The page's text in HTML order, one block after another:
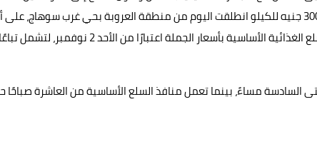
بسهولة ويسر، مشيرًا إلى أن مبادرة بيع اللحوم الطازجة بسعر 300 جنيه للكيلو انطلقت اليوم من منطقة العروبة بحي غرب سوهاج،
تمتد خلال الأيام المقبلة إلى باقي المراكز، فيما تبدأ مبادرة السلع الغذائية الأساسية بأسعار الجملة اعتبارًا من الأحد 2 نوفمبر، لتشمل تباعًا
السادسة مساءً، بينما تعمل منافذ السلع الأساسية من العاشرة